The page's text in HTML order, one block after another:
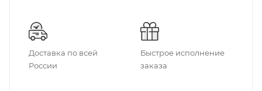
Доставка по всей
России
Быстрое исполнение
заказа